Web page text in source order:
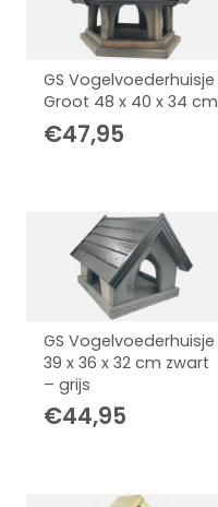
GS Vogelvoederhuisje
Groot 48 x 40 x 34 cm
€47,95
GS Vogelvoederhuisje
39 x 36 x 32 cm zwart
– grijs
€44,95